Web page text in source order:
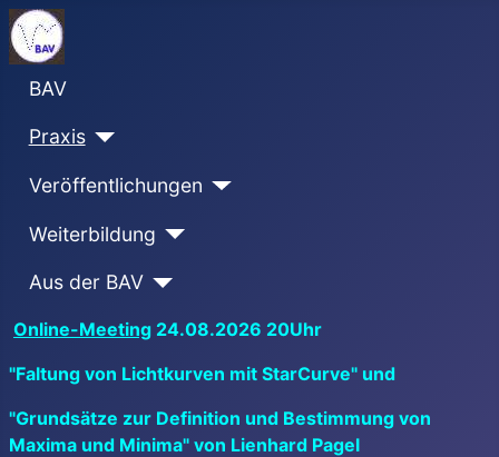
BAV
Praxis
Veröffentlichungen
Weiterbildung
Aus der BAV
Online-Meeting 24.08.2026 20Uhr
"Faltung von Lichtkurven mit StarCurve" und
"Grundsätze zur Definition und Bestimmung von
Maxima und Minima" von Lienhard Pagel